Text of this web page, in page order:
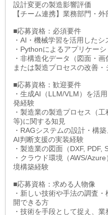
設計変更の製造影響評価
【チーム連携】業務部門・
■応募資格：必須要件
・AI・機械学習を活用した
・Pythonによるアプリケー
・非構造化データ（図面・
または製造プロセスの改善
■応募資格：歓迎要件
・生成AI（LLM/VLM）を活
発経験
・製造業の製造プロセス（
等)に関する知見
・RAGシステムの設計・構
AI判断支援の実装経験
・製造業の図面（DXF, PDF,
・クラウド環境（AWS/
境構築経験
■応募資格：求める人物像
・新しい技術や手法の調査
開できる方
・技術を手段として捉え、